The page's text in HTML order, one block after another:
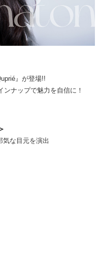
』が登場!!
ンナップで魅力を自信に！
気な目元を演出